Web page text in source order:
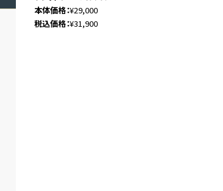
本体価格 ¥29,000
税込価格 ¥31,900